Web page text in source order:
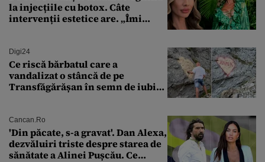
la injecțiile cu botox. Câte
intervenții estetice are. „Îmi
Digi24
Ce riscă bărbatul care a
vandalizat o stâncă de pe
Transfăgărășan în semn de iubire
Cancan.ro
'Din păcate, s-a gravat'. Dan Alexa,
dezvăluiri triste despre starea de
sănătate a Alinei Pușcău. Ce